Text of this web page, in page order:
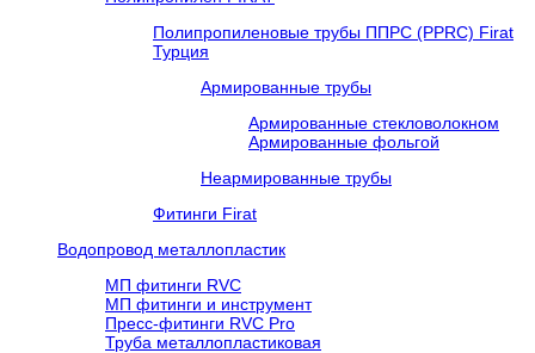
Полипропиленовые трубы ППРС (PPRC) Firat
Турция
Армированные трубы
Армированные стекловолокном
Армированные фольгой
Неармированные трубы
Фитинги Firat
Водопровод металлопластик
МП фитинги RVC
МП фитинги и инструмент
Пресс-фитинги RVC Pro
Труба металлопластиковая